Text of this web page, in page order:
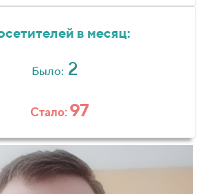
в месяц:
Было: 2
Стало: 97